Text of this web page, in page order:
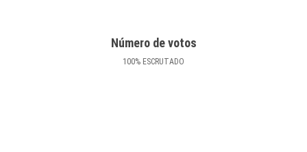
Número de votos
100% ESCRUTADO